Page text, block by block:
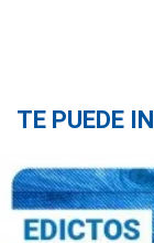
TE PUEDE